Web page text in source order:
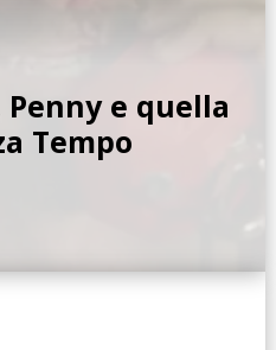
Penny e quella
Tempo